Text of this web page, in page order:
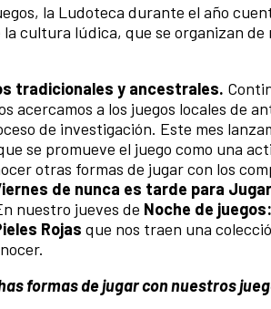
la Ludoteca durante el año
la cultura lúdica, que se organizan de
tradicionales y ancestrales.
acercamos a los juegos locales de
de investigación. Este mes
se promueve el juego como una
otras formas de jugar con los
de nunca es tarde para Jugar
nuestro jueves de Noche de
Rojas que nos traen una
formas de jugar con nuestros